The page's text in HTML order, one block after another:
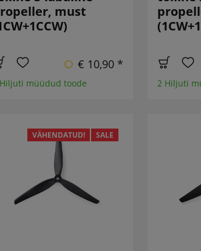
must
€ 10,90 *
müüdud toode 2 Hiljuti
VÄHENDATUD! SALE